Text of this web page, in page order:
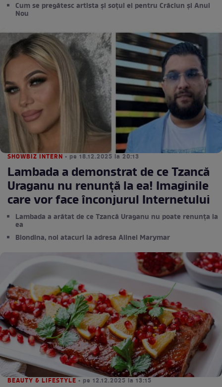
Cum se pregătesc artista și soțul ei pentru Crăciun și Anul
Nou
SHOWBIZ INTERN • pe 18.12.2025 la 20:13
Lambada a demonstrat de ce Tzancă
Uraganu nu renunță la ea! Imaginile
care vor face înconjurul Internetului
Lambada a arătat de ce Tzancă Uraganu nu poate renunța la
ea
Blondina, noi atacuri la adresa Alinei Marymar
BEAUTY & LIFESTYLE • pe 12.12.2025 la 13:15